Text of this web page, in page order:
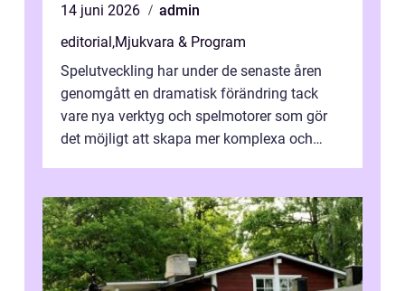
14 juni 2026
admin
editorial,Mjukvara & Program
Spelutveckling har under de senaste åren
genomgått en dramatisk förändring tack
vare nya verktyg och spelmotorer som gör
det möjligt att skapa mer komplexa och